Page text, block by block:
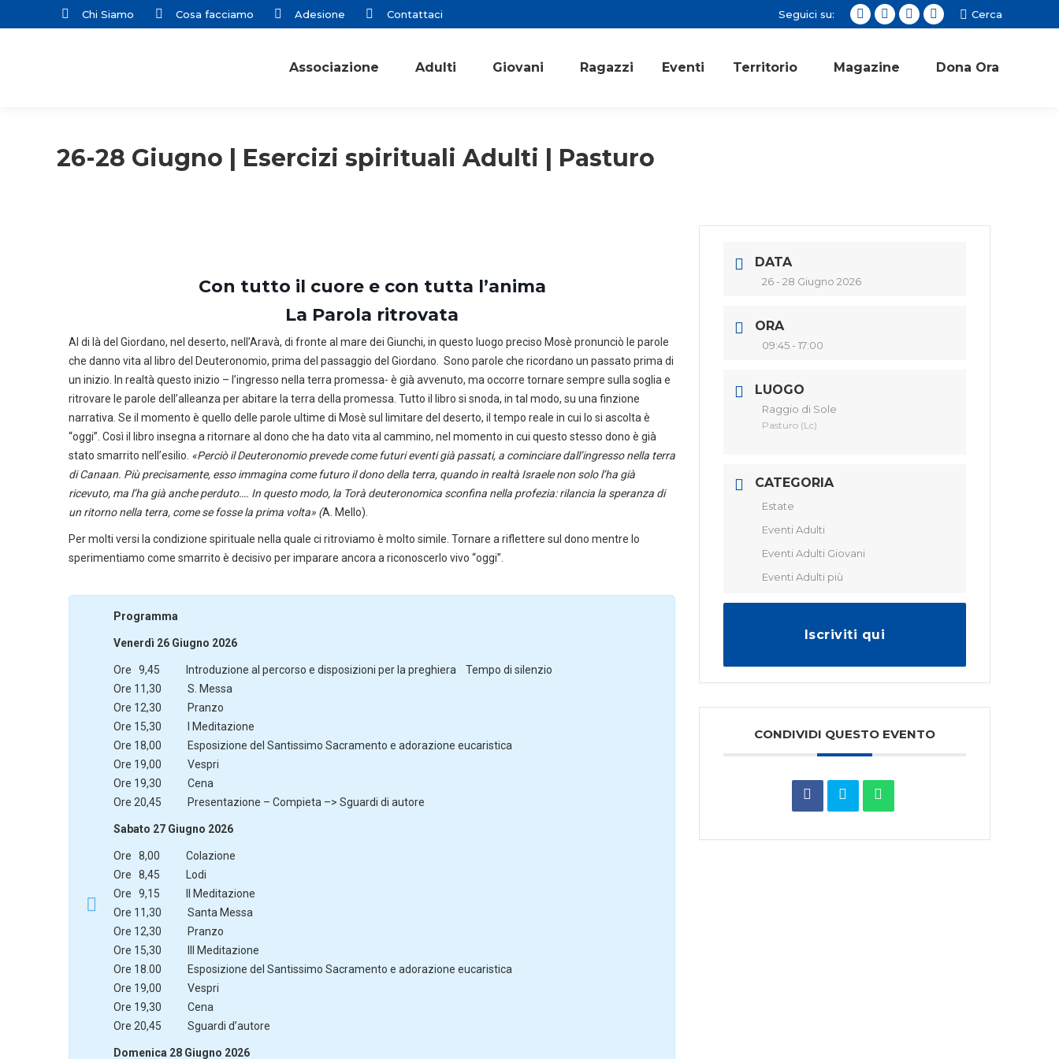
Chi Siamo Cosa facciamo Adesione Contattaci Seguici su:
Facebook
opens
Twitter
opens
Instagram
opens
YouTube
opens
Cerca:
Cerca
Associazione Adulti Giovani Ragazzi Eventi Territorio Magazine Dona Ora
26-28 Giugno | Esercizi spirituali Adulti | Pasturo
Con tutto il cuore e con tutta l’anima
La Parola ritrovata
Al di là del Giordano, nel deserto, nell’Aravà, di fronte al mare dei Giunchi, in questo luogo preciso Mosè pronunciò le parole
che danno vita al libro del Deuteronomio, prima del passaggio del Giordano. Sono parole che ricordano un passato prima di
un inizio. In realtà questo inizio – l’ingresso nella terra promessa- è già avvenuto, ma occorre tornare sempre sulla soglia e
ritrovare le parole dell’alleanza per abitare la terra della promessa. Tutto il libro si snoda, in tal modo, su una finzione
narrativa. Se il momento è quello delle parole ultime di Mosè sul limitare del deserto, il tempo reale in cui lo si ascolta è
“oggi”. Così il libro insegna a ritornare al dono che ha dato vita al cammino, nel momento in cui questo stesso dono è già
stato smarrito nell’esilio. «Perciò il Deuteronomio prevede come futuri eventi già passati, a cominciare dall’ingresso nella terra
di Canaan. Più precisamente, esso immagina come futuro il dono della terra, quando in realtà Israele non solo l’ha già
ricevuto, ma l’ha già anche perduto…. In questo modo, la Torà deuteronomica sconfina nella profezia: rilancia la speranza di
un ritorno nella terra, come se fosse la prima volta» (A. Mello).
Per molti versi la condizione spirituale nella quale ci ritroviamo è molto simile. Tornare a riflettere sul dono mentre lo
sperimentiamo come smarrito è decisivo per imparare ancora a riconoscerlo vivo “oggi”.
Programma
Venerdì 26 Giugno 2026
Ore 9,45 Introduzione al percorso e disposizioni per la preghiera Tempo di silenzio
Ore 11,30 S. Messa
Ore 12,30 Pranzo
Ore 15,30 I Meditazione
Ore 18,00 Esposizione del Santissimo Sacramento e adorazione eucaristica
Ore 19,00 Vespri
Ore 19,30 Cena
Ore 20,45 Presentazione – Compieta –> Sguardi di autore
Sabato 27 Giugno 2026
Ore 8,00 Colazione
Ore 8,45 Lodi
Ore 9,15 II Meditazione
Ore 11,30 Santa Messa
Ore 12,30 Pranzo
Ore 15,30 III Meditazione
Ore 18.00 Esposizione del Santissimo Sacramento e adorazione eucaristica
Ore 19,00 Vespri
Ore 19,30 Cena
Ore 20,45 Sguardi d’autore
Domenica 28 Giugno 2026
DATA
26 - 28 Giugno 2026
ORA
09:45 - 17:00
LUOGO
Raggio di Sole
Pasturo (Lc)
CATEGORIA
Estate
Eventi Adulti
Eventi Adulti Giovani
Eventi Adulti più
Iscriviti qui
CONDIVIDI QUESTO EVENTO